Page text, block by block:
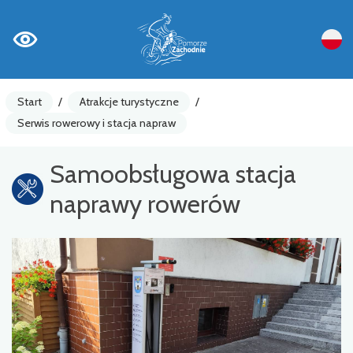
Start / Atrakcje turystyczne
/
Serwis rowerowy i stacja napraw
Samoobsługowa stacja
naprawy rowerów